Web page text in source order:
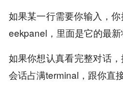
如果某一行需要你输入，
eekpanel，里面是它的最新
如果你想认真看完整对话
会话占满terminal，跟你直